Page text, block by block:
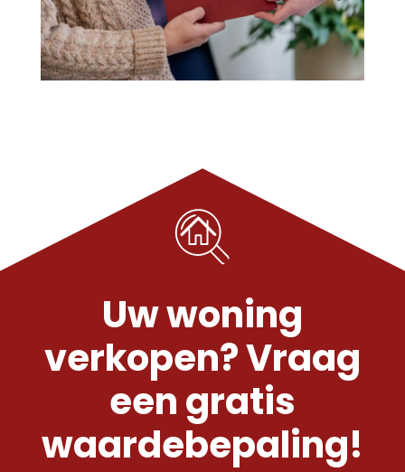
Uw woning
verkopen? Vraag
een gratis
waardebepaling!